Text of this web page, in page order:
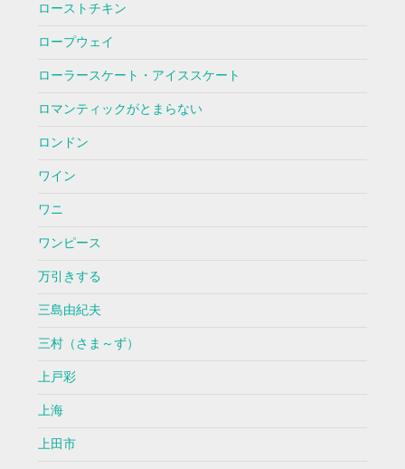
ローストチキン
ロープウェイ
ローラースケート・アイススケート
ロマンティックがとまらない
ロンドン
ワイン
ワニ
ワンピース
万引きする
三島由紀夫
三村（さま～ず）
上戸彩
上海
上田市